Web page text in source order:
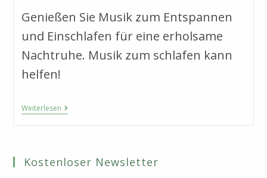
Genießen Sie Musik zum Entspannen
und Einschlafen für eine erholsame
Nachtruhe. Musik zum schlafen kann
helfen!
WeiterlesenWenn
Die
Wird:
Wie
Kostenloser Newsletter